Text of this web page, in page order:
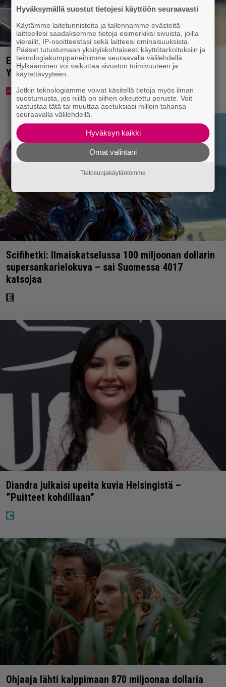
Eppu Normaalin viimeinen konsertti esitetään
Ylellä
Scifihetki: Ilmaiskatselussa 100 miljoonan dollarin
supersankarielokuva – sai Suomessa 4017
katsojaa
Diandra julkaisi upeita kuvia Helsingistä –
”Puitteet kohdillaan”
Ohjaaja lähti kalppimaan 870 miljoonaa dollaria
Hyväksymällä suostut tietojesi käyttöön seuraavasti
Käytämme laitetunnisteita ja tallennamme evästeitä
laitteellesi saadaksemme tietoja esimerkiksi sivuista, joilla
vierailit, IP-osoitteestasi sekä laitteesi ominaisuuksista.
Pääset tutustumaan yksityiskohtaisesti käyttötarkoituksiin ja
teknologiakumppaneihimme seuraavalla välilehdellä.
Hylkääminen voi vaikuttaa sivuston toimivuuteen ja
käytettävyyteen.
Jotkin teknologiamme voivat käsitellä tietoja myös ilman
suostumusta, jos niillä on siihen oikeutettu peruste. Voit
vastustaa tätä tai muuttaa asetuksiasi milloin tahansa
seuraavalla välilehdellä.
Hyväksyn kaikki
Omat valintani
Tietosuojakäytäntömme